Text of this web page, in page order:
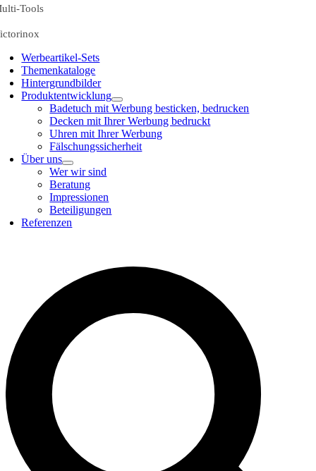
Tools
Werbeartikel-Sets
Themenkataloge
Hintergrundbilder
Produktentwicklung
Badetuch mit Werbung besticken, bedrucken
Decken mit Ihrer Werbung bedruckt
Uhren mit Ihrer Werbung
Fälschungssicherheit
Über uns
Wer wir sind
Beratung
Impressionen
Beteiligungen
Referenzen